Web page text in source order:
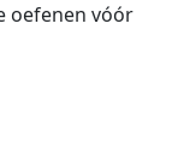
oefenen vóór